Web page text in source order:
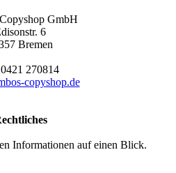
GmbH
6
Bremen
270814
copyshop.de
Informationen auf einen Blick.